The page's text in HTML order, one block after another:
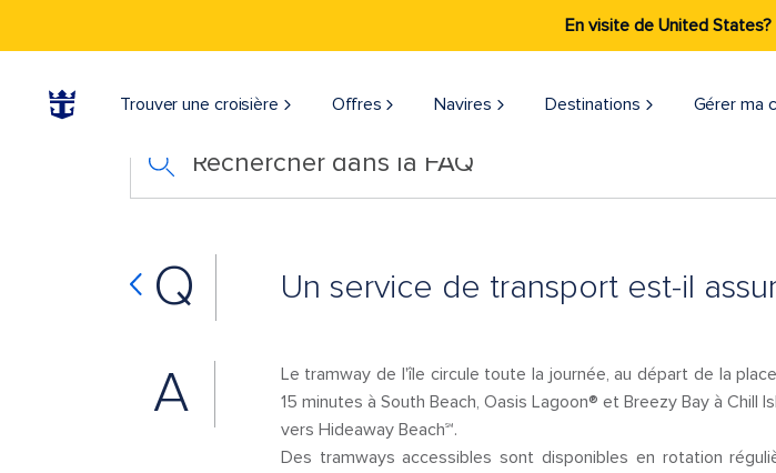
En visite de United States?
Trouver une croisière Offres Navires Destinations Gérer ma
Rechercher dans la FAQ
Q Un service de transport est-il
A
Le tramway de l'île circule toute la journée, au départ de la
15 minutes à South Beach, Oasis Lagoon® et Breezy Bay à
vers Hideaway Beach℠.
Des tramways accessibles sont disponibles en rotation